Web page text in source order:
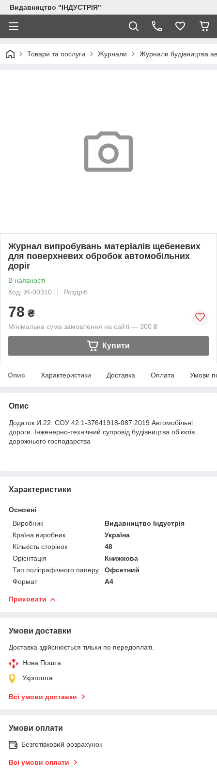
Видавництво "ІНДУСТРІЯ"
Товари та послуги Журнали Журнали будівництва
Журнал випробувань матеріалів щебеневих
для поверхневих обробок автомобільних
доріг
В наявності
Код: Ж-00310
Роздріб
78 ₴
Мінімальна сума замовлення на сайті — 300 ₴
Купити
Опис Характеристики Доставка Оплата Умови
Опис
Додаток И.22. СОУ 42.1-37641918-087:2019 Автомобільні
дороги. Інженерно-технічний супровід будівництва об’єктів
дорожнього господарства
Характеристики
Основні
Виробник
Видавництво Індустрія
Країна виробник
Україна
Кількість сторінок
48
Орієнтація
Книжкова
Тип поліграфічного паперу
Офсетний
Формат
A4
Приховати
Умови доставки
Доставка здійснюється тільки по передоплаті.
Нова Пошта
Укрпошта
Всі умови доставки
Умови оплати
Безготівковий розрахунок
Всі умови оплати